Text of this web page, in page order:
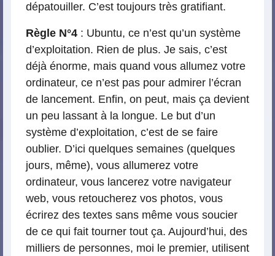
dépatouiller. C’est toujours très gratifiant.
Règle N°4 : Ubuntu, ce n’est qu’un système
d’exploitation. Rien de plus. Je sais, c’est
déjà énorme, mais quand vous allumez votre
ordinateur, ce n’est pas pour admirer l’écran
de lancement. Enfin, on peut, mais ça devient
un peu lassant à la longue. Le but d’un
système d’exploitation, c’est de se faire
oublier. D’ici quelques semaines (quelques
jours, même), vous allumerez votre
ordinateur, vous lancerez votre navigateur
web, vous retoucherez vos photos, vous
écrirez des textes sans même vous soucier
de ce qui fait tourner tout ça. Aujourd’hui, des
milliers de personnes, moi le premier, utilisent